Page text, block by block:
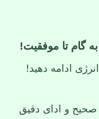
گام تا موفقیت!
ادامه دهید!
صحیح و ادای دقیق